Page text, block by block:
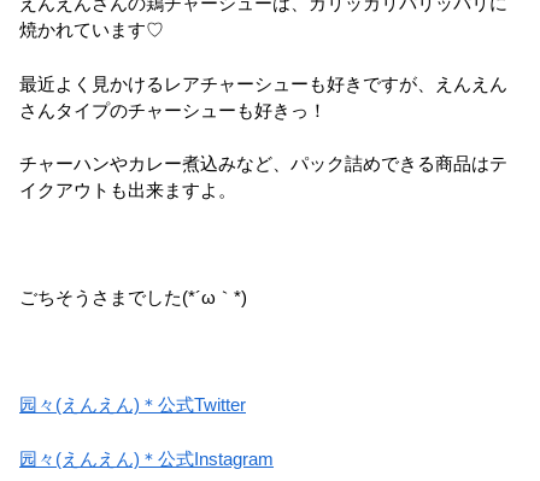
焼かれています♡
最近よく見かけるレアチャーシューも好きですが、えんえん
さんタイプのチャーシューも好きっ！
チャーハンやカレー煮込みなど、パック詰めできる商品はテ
イクアウトも出来ますよ。
ごちそうさまでした(*´ω｀*)
园々(えんえん)＊公式Twitter
园々(えんえん)＊公式Instagram